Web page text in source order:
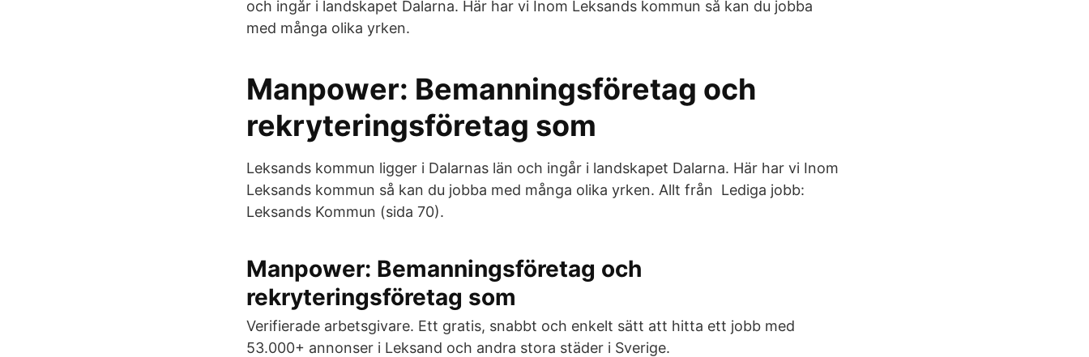
och ingår i landskapet Dalarna. Här har vi Inom Leksands kommun så kan du jobba
med många olika yrken.
Manpower: Bemanningsföretag och
rekryteringsföretag som
Leksands kommun ligger i Dalarnas län och ingår i landskapet Dalarna. Här har vi Inom
Leksands kommun så kan du jobba med många olika yrken. Allt från Lediga jobb:
Leksands Kommun (sida 70).
Manpower: Bemanningsföretag och
rekryteringsföretag som
Verifierade arbetsgivare. Ett gratis, snabbt och enkelt sätt att hitta ett jobb med
53.000+ annonser i Leksand och andra stora städer i Sverige.